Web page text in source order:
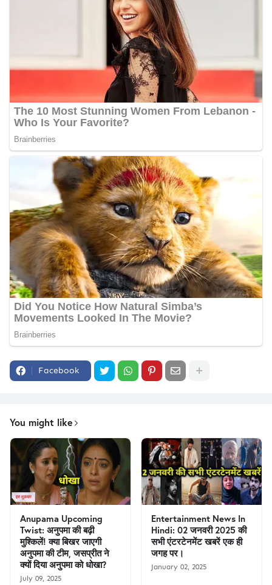
Facebook
You might like
Anupama Upcoming
Twist: अनुपमा की बढ़ी
मुश्किलें! क्या बिखर जाएगी
अनुपमा की टीम, जसप्रीत ने
क्यों दिया अनुपमा को धोखा?
July 09, 2025
Entertainment News In
Hindi: 02 जनवरी 2025 की
सभी एंटरटेनमेंट खबरें एक ही
जगह पर।
January 02, 2025